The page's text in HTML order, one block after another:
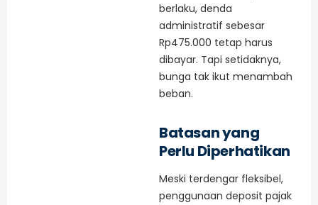
berlaku, denda
administratif sebesar
Rp475.000 tetap harus
dibayar. Tapi setidaknya,
bunga tak ikut menambah
beban.
Batasan yang
Perlu Diperhatikan
Meski terdengar fleksibel,
penggunaan deposit pajak